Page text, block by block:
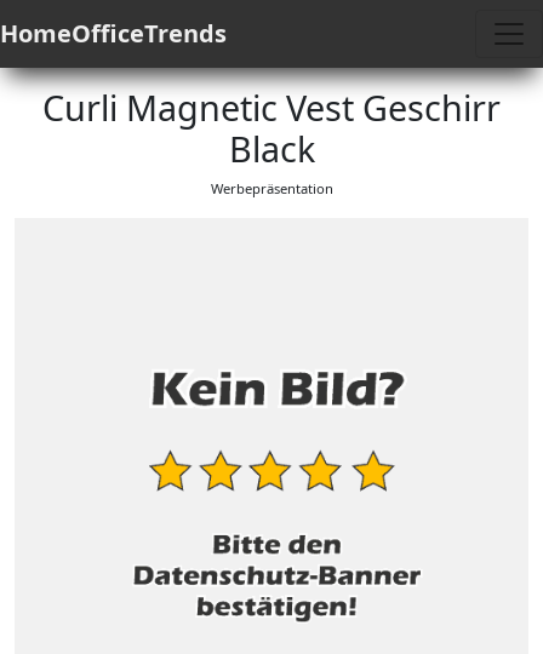
HomeOfficeTrends
Curli Magnetic Vest Geschirr
Black
Werbepräsentation